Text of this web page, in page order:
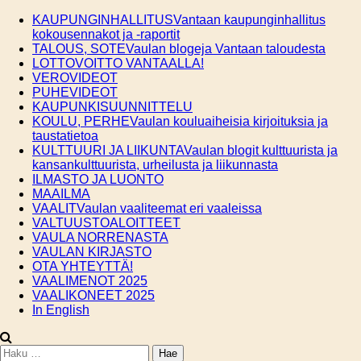
Skip
content
KAUPUNGINHALLITUSVantaan kaupunginhallitus
kokousennakot ja -raportit
TALOUS, SOTEVaulan blogeja Vantaan taloudesta
LOTTOVOITTO VANTAALLA!
VEROVIDEOT
PUHEVIDEOT
KAUPUNKISUUNNITTELU
KOULU, PERHEVaulan kouluaiheisia kirjoituksia ja
taustatietoa
KULTTUURI JA LIIKUNTAVaulan blogit kulttuurista ja
kansankulttuurista, urheilusta ja liikunnasta
ILMASTO JA LUONTO
MAAILMA
VAALITVaulan vaaliteemat eri vaaleissa
VALTUUSTOALOITTEET
VAULA NORRENASTA
VAULAN KIRJASTO
OTA YHTEYTTÄ!
VAALIMENOT 2025
VAALIKONEET 2025
In English
Haku: